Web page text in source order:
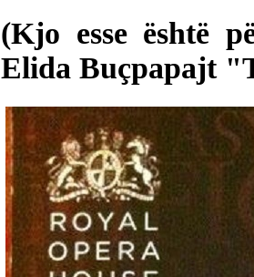
(Kjo esse është
Elida Buçpapajt